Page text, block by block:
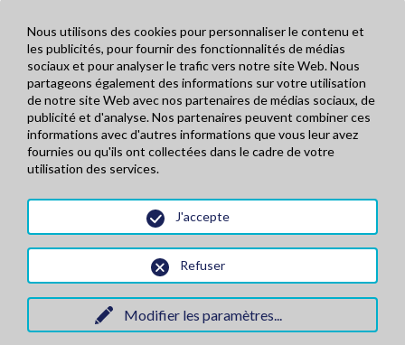
LA FROMAGERIE
NOS PRODUITS
NOS PRODUCTEURS
RÉSERVEZ EN LIGNE
Mentions légales
Route d’Orcières - 05260 Chabottes - Téléphone : 04 92 22 39 76 - E-mail :
boutique@fromagerie-ebrard.com- ConceptionPimentRouge.fr
Nous utilisons des cookies pour personnaliser le contenu et
les publicités, pour fournir des fonctionnalités de médias
sociaux et pour analyser le trafic vers notre site Web. Nous
partageons également des informations sur votre utilisation
de notre site Web avec nos partenaires de médias sociaux, de
publicité et d'analyse. Nos partenaires peuvent combiner ces
informations avec d'autres informations que vous leur avez
fournies ou qu'ils ont collectées dans le cadre de votre
utilisation des services.
Modifier les paramètres...
Refuser
J'accepte